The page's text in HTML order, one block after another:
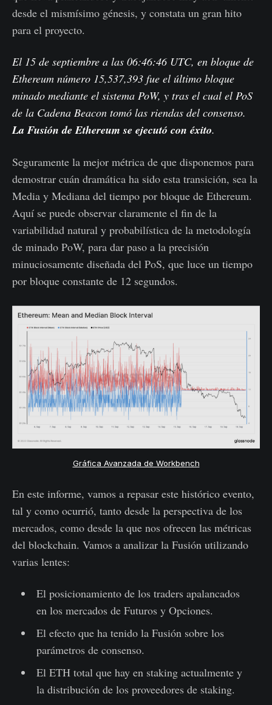
desde el mismísimo génesis, y constata un gran hito
para el proyecto.
El 15 de septiembre a las 06:46:46 UTC, en bloque de
Ethereum número 15,537,393 fue el último bloque
minado mediante el sistema PoW, y tras el cual el PoS
de la Cadena Beacon tomó las riendas del consenso.
La Fusión de Ethereum se ejecutó con éxito.
Seguramente la mejor métrica de que disponemos para
demostrar cuán dramática ha sido esta transición, sea la
Media y Mediana del tiempo por bloque de Ethereum.
Aquí se puede observar claramente el fin de la
variabilidad natural y probabilística de la metodología
de minado PoW, para dar paso a la precisión
minuciosamente diseñada del PoS, que luce un tiempo
por bloque constante de 12 segundos.
Gráfica Avanzada de Workbench
En este informe, vamos a repasar este histórico evento,
tal y como ocurrió, tanto desde la perspectiva de los
mercados, como desde la que nos ofrecen las métricas
del blockchain. Vamos a analizar la Fusión utilizando
varias lentes:
El posicionamiento de los traders apalancados
en los mercados de Futuros y Opciones.
El efecto que ha tenido la Fusión sobre los
parámetros de consenso.
El ETH total que hay en staking actualmente y
la distribución de los proveedores de staking.